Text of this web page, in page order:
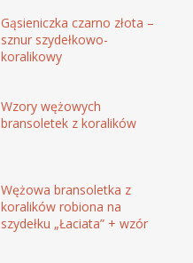
Gąsieniczka czarno złota –
sznur szydełkowo-
koralikowy
Wzory wężowych
bransoletek z koralików
Wężowa bransoletka z
koralików robiona na
szydełku „Łaciata” + wzór